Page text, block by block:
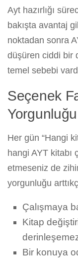
Ayt hazırlığı
bakışta avantaj
noktadan sonra
düşüren ciddi bir
temel sebebi
Seçenek
Her gün “Hangi
hangi AYT kitabı
etmeseniz de
yorgunluğu
Çalışmaya
Kitap
Bir konuya